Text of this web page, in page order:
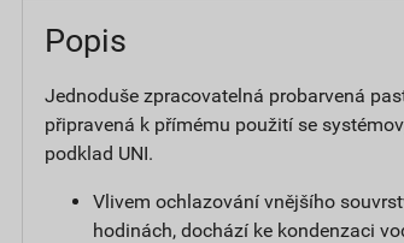
Popis
Jednoduše zpracovatelná probarvená
připravená k přímému použití se
podklad UNI.
Vlivem ochlazování vnějšího
hodinách, dochází ke kondenzaci